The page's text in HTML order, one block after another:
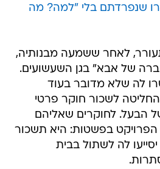
שנפרדתם בלי "למה? מה
לאחר ששמעה מבנותיה,
של אבא" בגן השעשועים.
לה שלא מדובר בעוד
לשכור חוקר פרטי
הבעל. לחוקרים שאליהם
בפשטות: היא תשכור
לה לשתול בבית